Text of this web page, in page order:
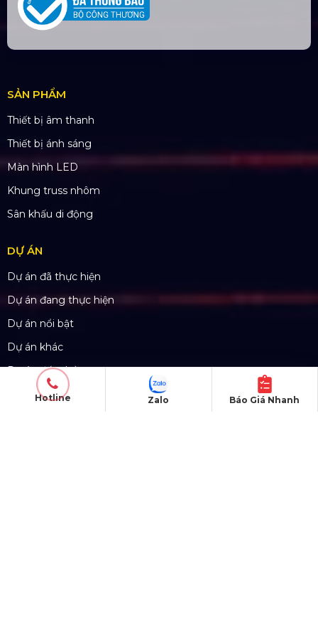
SẢN PHẨM
Thiết bị âm thanh
Thiết bị ánh sáng
Màn hình LED
Khung truss nhôm
Sân khấu di động
DỰ ÁN
Dự án đã thực hiện
Dự án đang thực hiện
Dự án nổi bật
Dự án khác
Dự án đấu thầu
Hotline Báo Giá Nhanh
Zalo